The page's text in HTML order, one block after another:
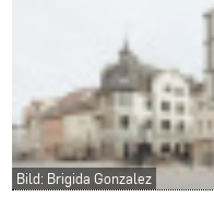
Bild: Brigida Gonzalez